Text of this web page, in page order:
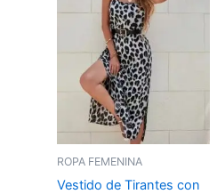
ROPA FEMENINA
Vestido de Tirantes con